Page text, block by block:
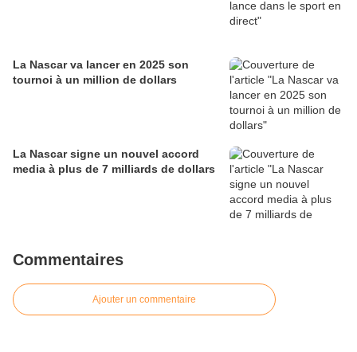
La Nascar va lancer en 2025 son
tournoi à un million de dollars
La Nascar signe un nouvel accord
media à plus de 7 milliards de dollars
Commentaires
Ajouter un commentaire